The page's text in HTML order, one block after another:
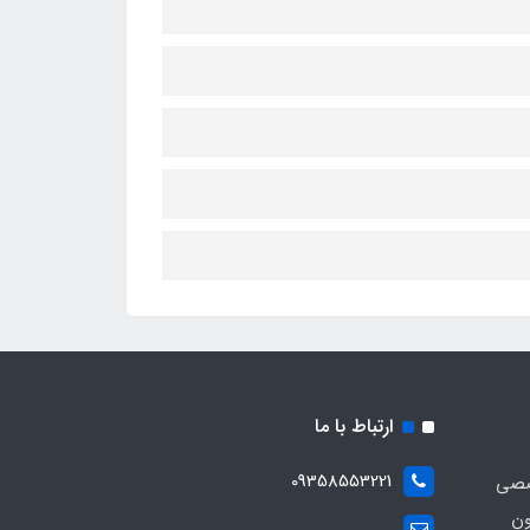
ارتباط با ما
09358553221